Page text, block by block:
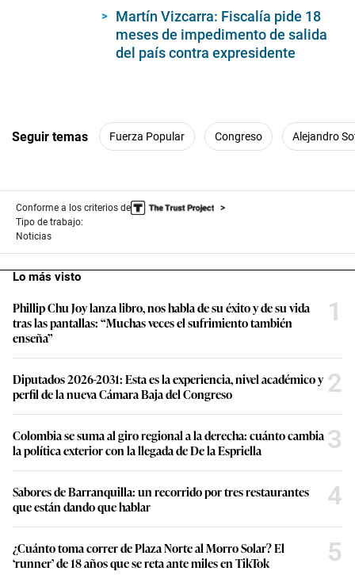
Martín Vizcarra: Fiscalía pide 18
meses de impedimento de salida
del país contra expresidente
Seguir temas Fuerza Popular Congreso Alejandro
Conforme a los criterios de
Tipo de trabajo:
Noticias
Lo más visto
Phillip Chu Joy lanza libro, nos habla de su éxito y de su vida
tras las pantallas: “Muchas veces el sufrimiento también
enseña”
1
Diputados 2026-2031: Esta es la experiencia, nivel académico y
perfil de la nueva Cámara Baja del Congreso
2
Colombia se suma al giro regional a la derecha: cuánto cambia
la política exterior con la llegada de De la Espriella
3
Sabores de Barranquilla: un recorrido por tres restaurantes
que están dando que hablar
4
¿Cuánto toma correr de Plaza Norte al Morro Solar? El
‘runner’ de 18 años que se reta ante miles en TikTok
5